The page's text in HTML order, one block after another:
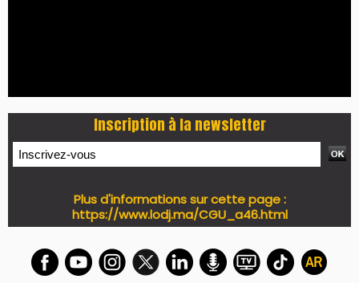
7 days Auto-Moto du 27-07-2026
PODCAST +
LES PLUS RÉCENTS CLASSEURS
Podcast I-Week-N°137 du 26-07-2026